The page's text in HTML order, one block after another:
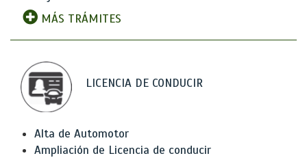
MÁS TRÁMITES
LICENCIA DE CONDUCIR
Alta de Automotor
Ampliación de Licencia de conducir